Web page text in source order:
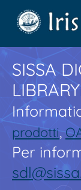
SISSA
LIBRARY
prodotti,
Per